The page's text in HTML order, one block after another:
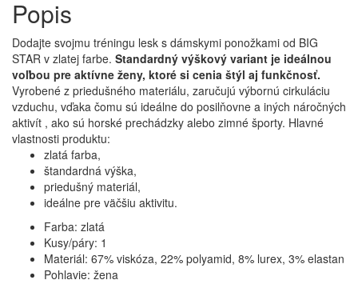
Popis
Dodajte svojmu tréningu lesk s dámskymi ponožkami od BIG
STAR v zlatej farbe. Standardný výškový variant je ideálnou
voľbou pre aktívne ženy, ktoré si cenia štýl aj funkčnosť.
Vyrobené z priedušného materiálu, zaručujú výbornú cirkuláciu
vzduchu, vďaka čomu sú ideálne do posilňovne a iných náročných
aktivít , ako sú horské prechádzky alebo zimné športy. Hlavné
vlastnosti produktu:
zlatá farba,
štandardná výška,
priedušný materiál,
ideálne pre väčšiu aktivitu.
Farba: zlatá
Kusy/páry: 1
Materiál: 67% viskóza, 22% polyamid, 8% lurex, 3% elastan
Pohlavie: žena